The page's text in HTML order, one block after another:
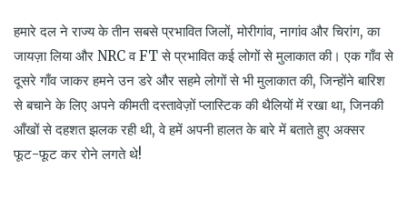
हमारे दल ने राज्य के तीन सबसे प्रभावित जिलों, मोरीगांव, नागांव और चिरांग, का
जायज़ा लिया और NRC व FT से प्रभावित कई लोगों से मुलाकात की। एक गाँव से
दूसरे गाँव जाकर हमने उन डरे और सहमे लोगों से भी मुलाकात की, जिन्होंने बारिश
से बचाने के लिए अपने कीमती दस्तावेज़ों प्लास्टिक की थैलियों में रखा था, जिनकी
आँखों से दहशत झलक रही थी, वे हमें अपनी हालत के बारे में बताते हुए अक्सर
फूट-फूट कर रोने लगते थे!